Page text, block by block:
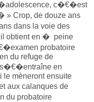
c�€�est
Crop, de douze ans
dans la voie des
il obtient en � peine
probatoire
du refuge de
en
le mèneront ensuite
aux calanques de
du probatoire